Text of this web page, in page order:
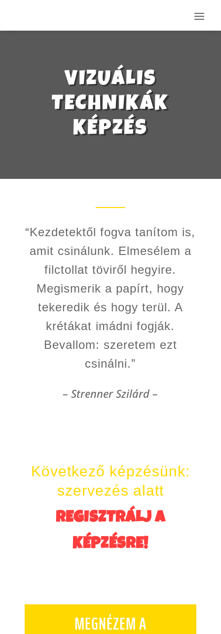
VIZUÁLIS
TECHNIKÁK
KÉPZÉS
“Kezdetektől fogva tanítom is,
amit csinálunk. Elmesélem a
filctollat töviről hegyire.
Megismerik a papírt, hogy
tekeredik és hogy terül. A
krétákat imádni fogják.
Bevallom: szeretem ezt
csinálni.”
– Strenner Szilárd –
Következő képzésünk:
szervezés alatt
REGISZTRÁLJ A
KÉPZÉSRE!
MEGNÉZEM A